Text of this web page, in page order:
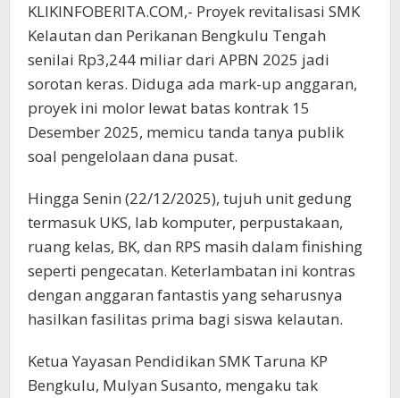
KLIKINFOBERITA.COM,- Proyek revitalisasi SMK
Kelautan dan Perikanan Bengkulu Tengah
senilai Rp3,244 miliar dari APBN 2025 jadi
sorotan keras. Diduga ada mark-up anggaran,
proyek ini molor lewat batas kontrak 15
Desember 2025, memicu tanda tanya publik
soal pengelolaan dana pusat.
Hingga Senin (22/12/2025), tujuh unit gedung
termasuk UKS, lab komputer, perpustakaan,
ruang kelas, BK, dan RPS masih dalam finishing
seperti pengecatan. Keterlambatan ini kontras
dengan anggaran fantastis yang seharusnya
hasilkan fasilitas prima bagi siswa kelautan.
Ketua Yayasan Pendidikan SMK Taruna KP
Bengkulu, Mulyan Susanto, mengaku tak